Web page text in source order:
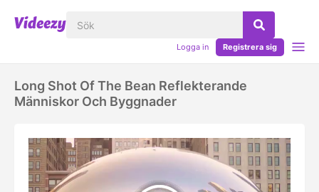
Logga in Registrera sig
Long Shot Of The Bean Reflekterande
Människor Och Byggnader